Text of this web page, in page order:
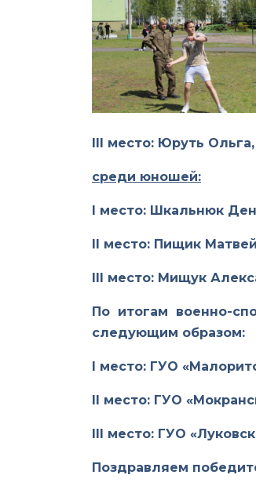
III место: Юруть
среди юношей:
I место: Шкальнюк
II место: Пищик
III место: Мищук
По итогам военно-
следующим образом:
I место: ГУО
II место: ГУО
III место: ГУО
Поздравляем